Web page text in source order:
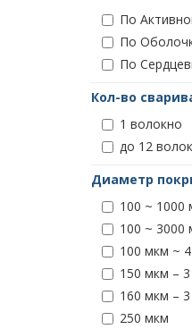
По
По
По
Кол-во
1 волокно
до 12
Диаметр
100 ~ 1000
100 ~ 3000
100 мкм ~
150 мкм –
160 мкм –
250 мкм